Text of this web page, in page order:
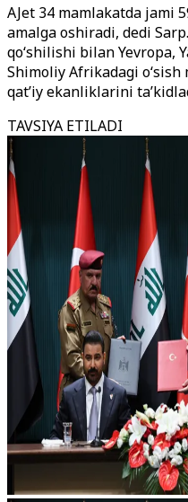
AJet 34 mamlakatda jami
amalga oshiradi, dedi
qo‘shilishi bilan Yevropa,
Shimoliy Afrikadagi
qat’iy ekanliklarini
TAVSIYA ETILADI